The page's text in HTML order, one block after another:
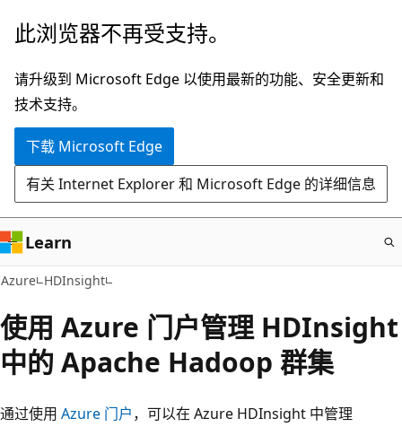
跳
主
要
内
此浏览器不再受支持。
请升级到 Microsoft Edge 以使用最新的功能、安全更新和
技术支持。
下载 Microsoft Edge
有关 Internet Explorer 和 Microsoft Edge 的详细信息
Learn
Azure HDInsight
使用 Azure 门户管理 HDInsight
中的 Apache Hadoop 群集
通过使用 Azure 门户，可以在 Azure HDInsight 中管理